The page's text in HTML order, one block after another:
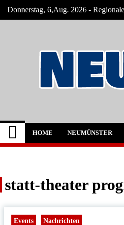
Skip
Donnerstag, 6,Aug. 2026 -
Neuigkeiten und
HOME NEUMÜNSTER
statt-theater
Events Nachrichten